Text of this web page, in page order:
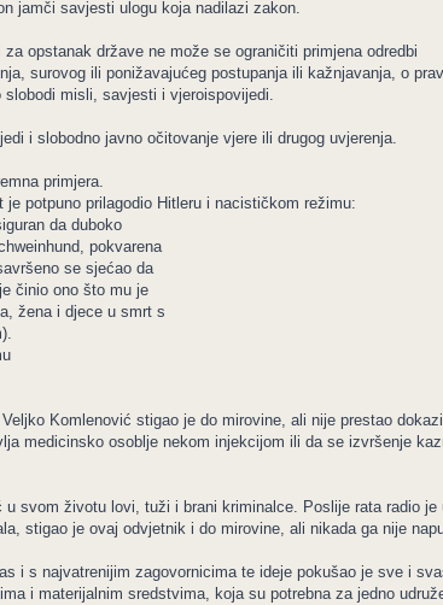
jamči savjesti ulogu koja nadilazi zakon.
opstanak države ne može se ograničiti primjena odredbi
surovog ili ponižavajućeg postupanja ili kažnjavanja, o
misli, savjesti i vjeroispovijedi.
i slobodno javno očitovanje vjere ili drugog uvjerenja.
primjera.
potpuno prilagodio Hitleru i nacističkom režimu:
da duboko
pokvarena
se sjećao da
činio ono što mu je
žena i djece u smrt s
Komlenović stigao je do mirovine, ali nije prestao
medicinsko osoblje nekom injekcijom ili da se izvršenje
svom životu lovi, tuži i brani kriminalce. Poslije rata radio
stigao je ovaj odvjetnik i do mirovine, ali nikada ga nije
i s najvatrenijim zagovornicima te ideje pokušao je sve i
i materijalnim sredstvima, koja su potrebna za jedno